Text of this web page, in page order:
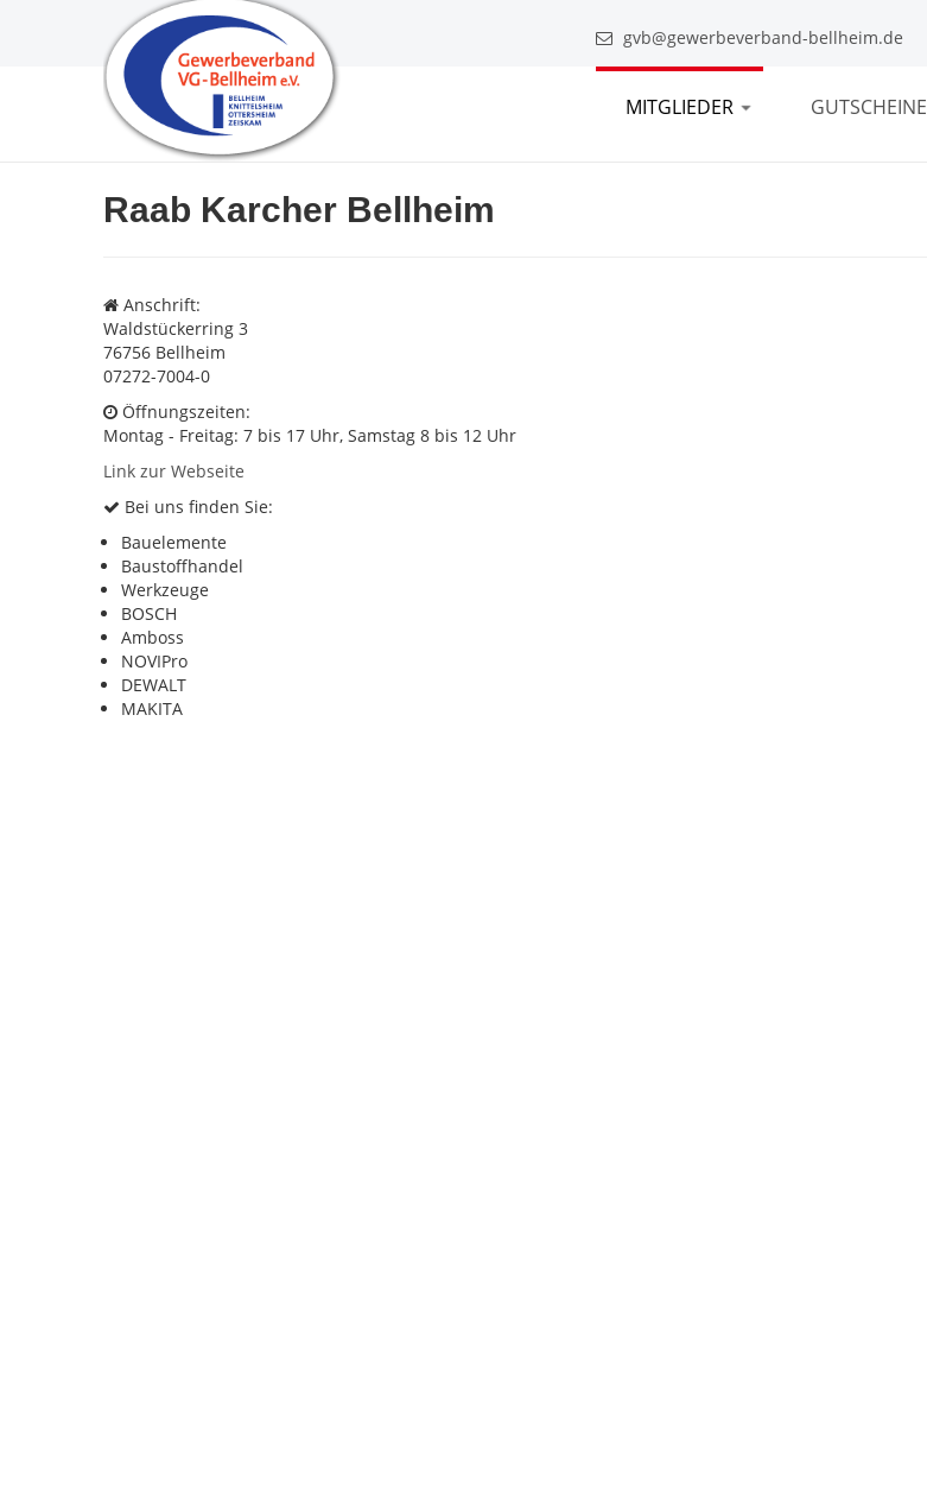
gvb@gewerbeverband-bellheim.de
MITGLIEDER GUTSCHEINE
Raab Karcher Bellheim
Anschrift:
Waldstückerring 3
76756 Bellheim
07272-7004-0
Öffnungszeiten:
Montag - Freitag: 7 bis 17 Uhr, Samstag 8 bis 12 Uhr
Link zur Webseite
Bei uns finden Sie:
Bauelemente
Baustoffhandel
Werkzeuge
BOSCH
Amboss
NOVIPro
DEWALT
MAKITA